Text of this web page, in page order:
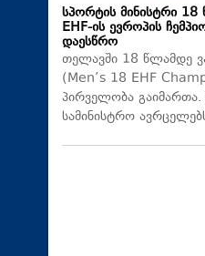
სპორტის მინისტრი
EHF-ის ევროპის
დაესწრო
თელავში 18 წლამდე
(Men’s 18 EHF
პირველობა
სამინისტრო